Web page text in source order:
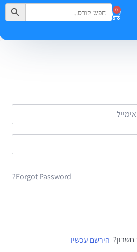
0
Search
for:
Search Button
Forgot Password?
חשבון? הירשם עכשיו